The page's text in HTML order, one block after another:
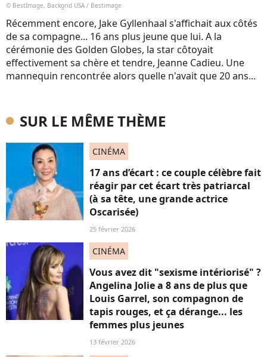
© BestImage, Backgrid USA / Bestimage
Récemment encore, Jake Gyllenhaal s'affichait aux côtés
de sa compagne... 16 ans plus jeune que lui. A la
cérémonie des Golden Globes, la star côtoyait
effectivement sa chère et tendre, Jeanne Cadieu. Une
mannequin rencontrée alors quelle n'avait que 20 ans...
SUR LE MÊME THÈME
CINÉMA
17 ans d’écart : ce couple célèbre fait
réagir par cet écart très patriarcal
(à sa tête, une grande actrice
Oscarisée)
25 février 2026
CINÉMA
Vous avez dit "sexisme intériorisé" ?
Angelina Jolie a 8 ans de plus que
Louis Garrel, son compagnon de
tapis rouges, et ça dérange... les
femmes plus jeunes
13 février 2026